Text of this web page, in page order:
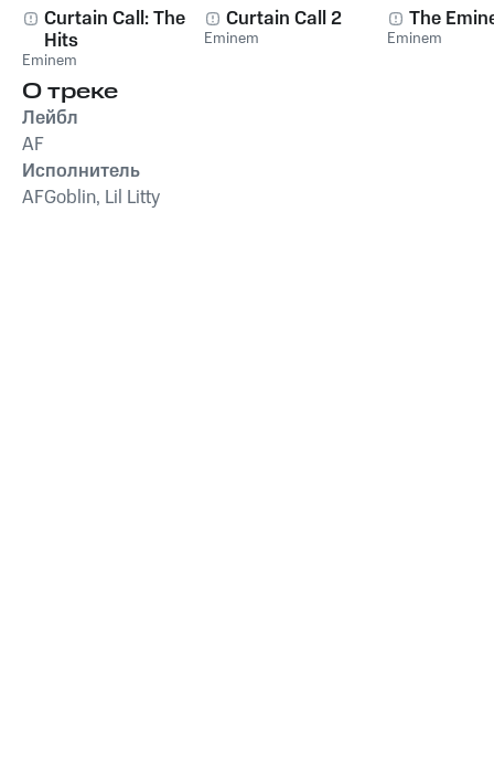
Curtain Call: The
Hits
Eminem
Curtain Call 2
Eminem
The
Eminem
О треке
Лейбл
AF
Исполнитель
AFGoblin, Lil Litty